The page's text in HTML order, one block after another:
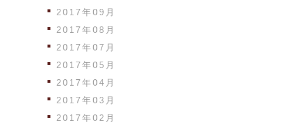
2017年09月
2017年08月
2017年07月
2017年05月
2017年04月
2017年03月
2017年02月